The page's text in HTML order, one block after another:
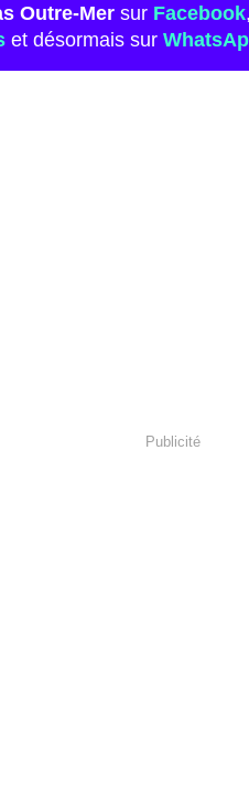
Outre-Mer sur Facebook,
et désormais sur
Publicité